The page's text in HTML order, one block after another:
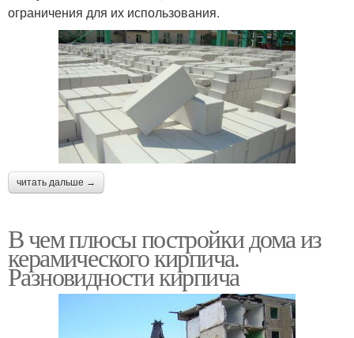
ограничения для их использования.
читать дальше →
В чем плюсы постройки дома из
керамического кирпича.
Разновидности кирпича